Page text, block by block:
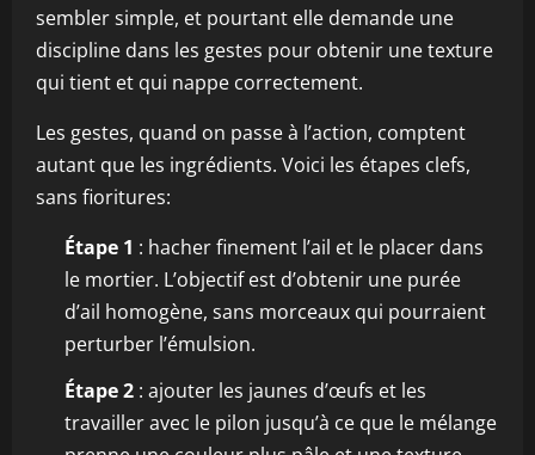
sembler simple, et pourtant elle demande une
discipline dans les gestes pour obtenir une texture
qui tient et qui nappe correctement.
Les gestes, quand on passe à l’action, comptent
autant que les ingrédients. Voici les étapes clefs,
sans fioritures:
Étape 1 : hacher finement l’ail et le placer dans
le mortier. L’objectif est d’obtenir une purée
d’ail homogène, sans morceaux qui pourraient
perturber l’émulsion.
Étape 2 : ajouter les jaunes d’œufs et les
travailler avec le pilon jusqu’à ce que le mélange